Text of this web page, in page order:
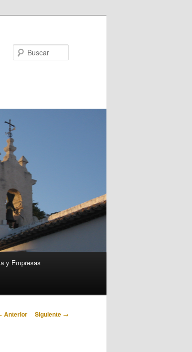
y Empresas
Anterior Siguiente →